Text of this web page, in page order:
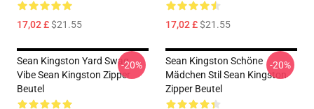
17,02 £$21.55 17,02 £$21.55
Sean Kingston Yard Swag
Vibe Sean Kingston Zipper
Beutel
-20%
Sean Kingston Schöne
Mädchen Stil Sean Kingston
Zipper Beutel
-20%